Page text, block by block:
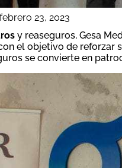
febrero 23, 2023
y reaseguros, Gesa
el objetivo de reforzar
se convierte en